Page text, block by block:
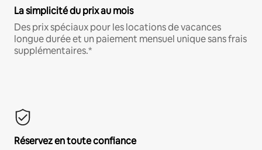
La simplicité du prix au mois
Des prix spéciaux pour les locations de vacances
longue durée et un paiement mensuel unique sans frais
supplémentaires.*
Réservez en toute confiance